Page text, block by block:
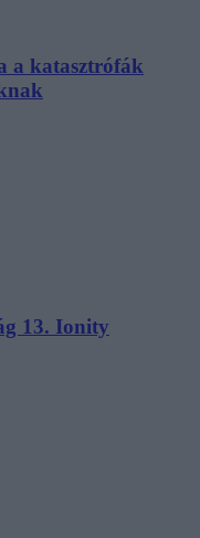
a katasztrófák
13. Ionity